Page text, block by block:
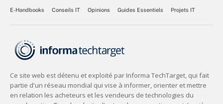
E-Handbooks Conseils IT Opinions Guides Essentiels Projets IT